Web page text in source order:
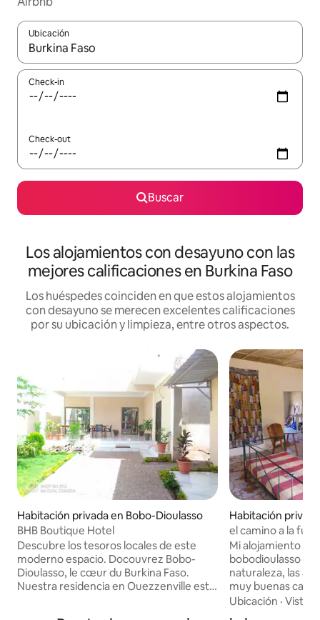
Ubicación
Cuando los resultados estén disponibles, navegá con las
Check-in
Check-out
Buscar
Los alojamientos con desayuno con las
mejores calificaciones en Burkina Faso
Los huéspedes coinciden en que estos alojamientos
con desayuno se merecen excelentes calificaciones
por su ubicación y limpieza, entre otros aspectos.
Habitación privada en Bobo-Dioulasso
BHB Boutique Hotel
Descubre los tesoros locales de este
moderno espacio. Docouvrez Bobo-
Dioulasso, le cœur du Burkina Faso.
Nuestra residencia en Ouezzenville está
Habitación
el camino a la
Faso
Mi alojamiento está situado
bobodioulasso y
naturaleza, las
muy buenas
vida
Ubicación ·Vistas